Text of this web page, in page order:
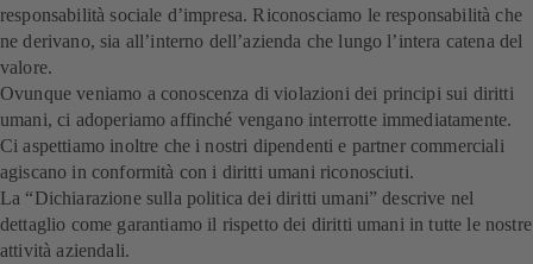
responsabilità sociale d’impresa. Riconosciamo le responsabilità che
ne derivano, sia all’interno dell’azienda che lungo l’intera catena del
valore.
Ovunque veniamo a conoscenza di violazioni dei principi sui diritti
umani, ci adoperiamo affinché vengano interrotte immediatamente.
Ci aspettiamo inoltre che i nostri dipendenti e partner commerciali
agiscano in conformità con i diritti umani riconosciuti.
La “Dichiarazione sulla politica dei diritti umani” descrive nel
dettaglio come garantiamo il rispetto dei diritti umani in tutte le nostre
attività aziendali.